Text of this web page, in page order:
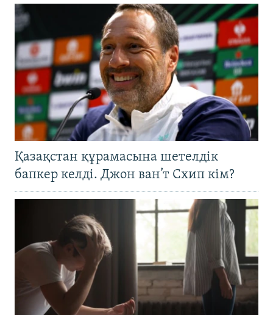
Қазақстан құрамасына шетелдік
бапкер келді. Джон ван’т Схип кім?